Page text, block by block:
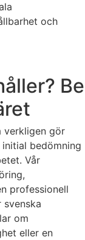
och
Be
verkligen gör
bedömning
Vår
professionell
om
eller en